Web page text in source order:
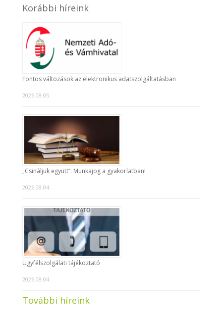
Korábbi híreink
Fontos változások az elektronikus adatszolgáltatásban
2026.08.05.
„Csináljuk együtt”: Munkajog a gyakorlatban!
2026.08.04.
Ügyfélszolgálati tájékoztató
2026.08.04.
További híreink